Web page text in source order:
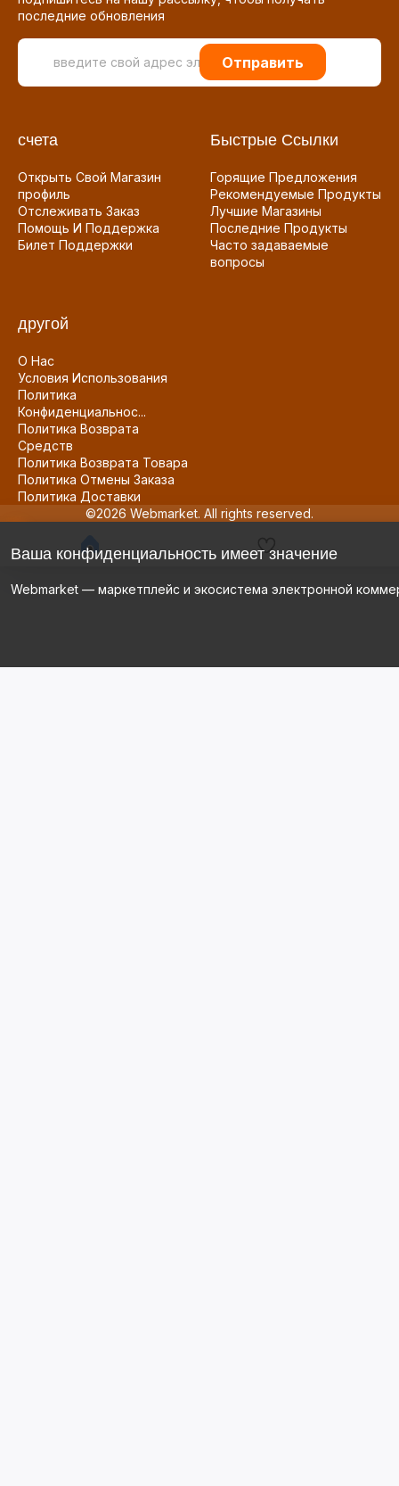
последние обновления
Отправить
счета
Открыть Свой Магазин
профиль
Отслеживать Заказ
Помощь И Поддержка
Билет Поддержки
Быстрые Ссылки
Горящие Предложения
Рекомендуемые Продукты
Лучшие Магазины
Последние Продукты
Часто задаваемые
вопросы
другой
О Нас
Условия Использования
Политика
Конфиденциальнос...
Политика Возврата
Средств
Политика Возврата Товара
Политика Отмены Заказа
Политика Доставки
©2026 Webmarket. All rights reserved.
Ваша конфиденциальность имеет значение
Webmarket — маркетплейс и экосистема электронной